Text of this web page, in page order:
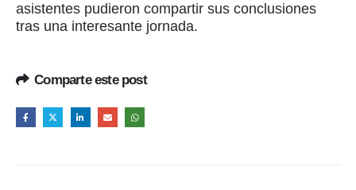
asistentes pudieron compartir sus conclusiones
tras una interesante jornada.
Comparte este post